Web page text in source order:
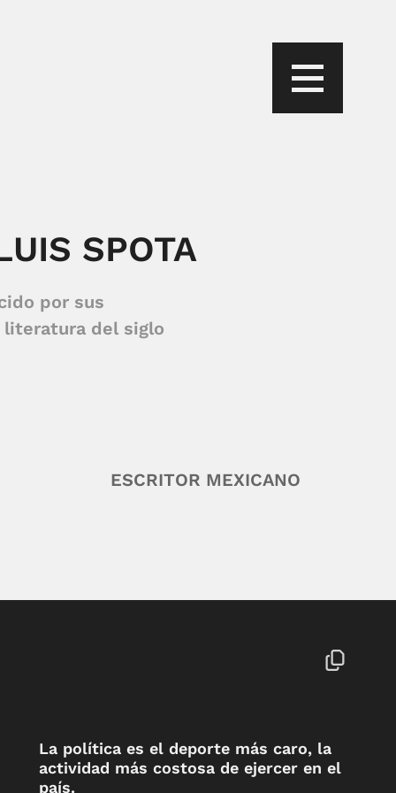
SPOTA
por sus
literatura del siglo
ESCRITOR MEXICANO
La política es el deporte más caro, la
actividad más costosa de ejercer en el
país.